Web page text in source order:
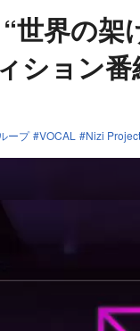
世界の
ション番
ープ VOCAL Nizi Project